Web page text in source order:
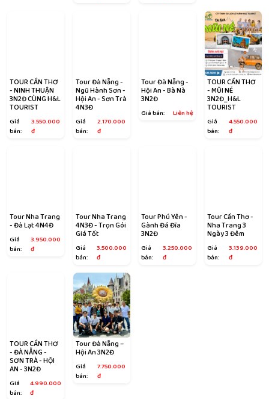
TOUR CẦN THƠ
- NINH THUẬN
3N2Đ CÙNG H&L
TOURIST
Giá
bán:
3.550.000
đ
Tour Đà Nẵng -
Ngũ Hành Sơn -
Hội An - Sơn Trà
4N3Đ
Giá
bán:
2.170.000
đ
Tour Đà Nẵng -
Hội An - Bà Nà
3N2Đ
Giá bán: Liên hệ
TOUR CẦN THƠ
- MŨI NÉ
3N2Đ_H&L
TOURIST
Giá
bán:
4.550.000
đ
Tour Nha Trang
- Đà Lạt 4N4Đ
Giá
bán:
3.950.000
đ
Tour Nha Trang
4N3Đ - Trọn Gói
Giá Tốt
Giá
bán:
3.500.000
đ
Tour Phú Yên -
Gành Đá Đĩa
3N2Đ
Giá
bán:
3.250.000
đ
Tour Cần Thơ -
Nha Trang 3
Ngày 3 Đêm
Giá
bán:
3.139.000
đ
TOUR CẦN THƠ
- ĐÀ NẴNG -
SƠN TRÀ - HỘI
AN - 3N2Đ
Giá
bán:
4.990.000
đ
Tour Đà Nẵng –
Hội An 3N2Đ
Giá
bán:
7.750.000
đ